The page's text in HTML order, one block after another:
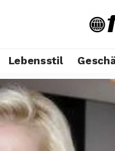
Lebensstil